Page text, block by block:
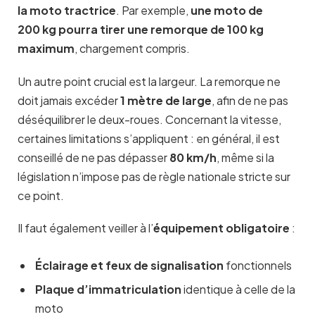
la moto tractrice. Par exemple, une moto de
200 kg pourra tirer une remorque de 100 kg
maximum, chargement compris.
Un autre point crucial est la largeur. La remorque ne
doit jamais excéder1 mètre de large, afin de ne pas
déséquilibrer le deux-roues. Concernant la vitesse,
certaines limitations s’appliquent : en général, il est
conseillé de ne pas dépasser80 km/h, même si la
législation n’impose pas de règle nationale stricte sur
ce point.
Il faut également veiller à l’équipement obligatoire :
Éclairage et feux de signalisation fonctionnels
Plaque d’immatriculationidentique à celle de la
moto